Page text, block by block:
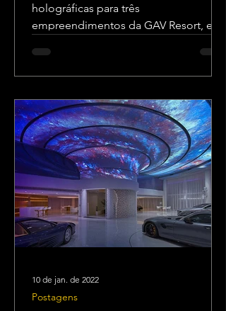
holográficas para três
empreendimentos da GAV Resort, em
Postagens
10 de jan. de 2022